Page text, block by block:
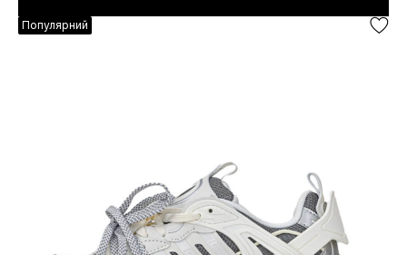
Популярний